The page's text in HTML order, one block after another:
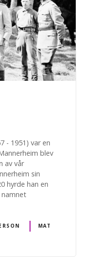
- 1951) var en
blev
av vår
sin
hyrde han en
namnet
MAT